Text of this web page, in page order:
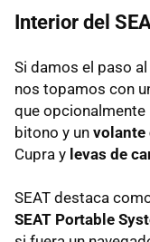
Interior del
Si damos el paso
nos topamos con
que opcionalmente
bitono y un volante
Cupra y levas de
SEAT destaca
SEAT Portable